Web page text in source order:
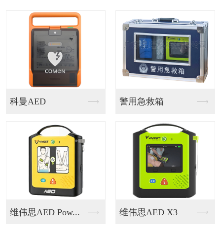
警用急救箱
维伟思AED X3
智能急救站
AED救护一体机